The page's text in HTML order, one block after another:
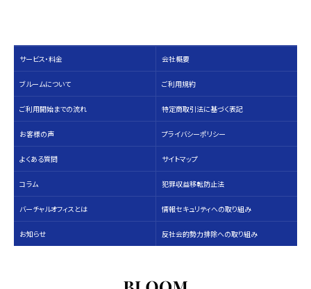
サービス・料⾦
ブルームについて
ご利用開始までの流れ
お客様の声
よくある質問
コラム
バーチャルオフィスとは
お知らせ
会社概要
ご利用規約
特定商取引法に基づく表記
プライバシーポリシー
サイトマップ
犯罪収益移転防止法
情報セキュリティへの取り組み
反社会的勢力排除への取り組み